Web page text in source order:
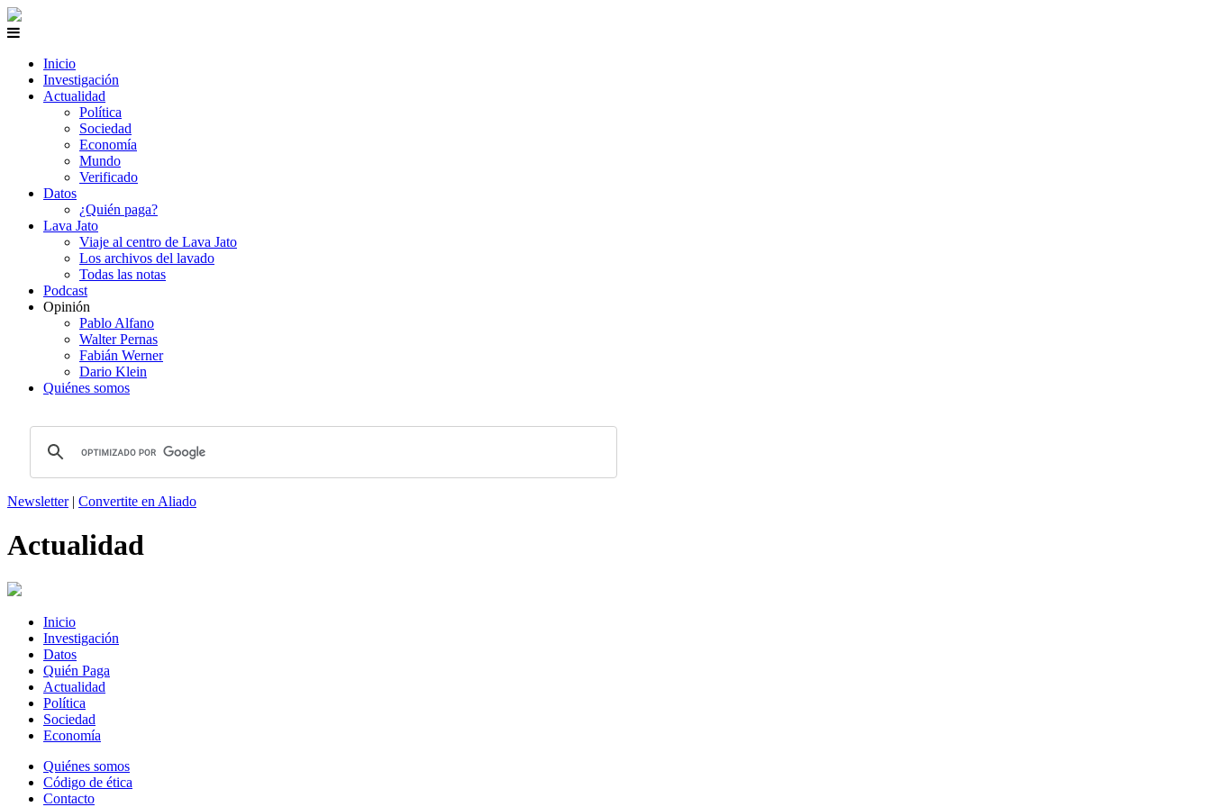
Inicio
Investigación
Actualidad
Política
Sociedad
Economía
Mundo
Verificado
Datos
¿Quién paga?
Lava Jato
Viaje al centro de Lava Jato
Los archivos del lavado
Todas las notas
Podcast
Opinión
Pablo Alfano
Walter Pernas
Fabián Werner
Dario Klein
Quiénes somos
Newsletter| Convertite en Aliado
Actualidad
Inicio
Investigación
Datos
Quién Paga
Actualidad
Política
Sociedad
Economía
Quiénes somos
Código de ética
Contacto